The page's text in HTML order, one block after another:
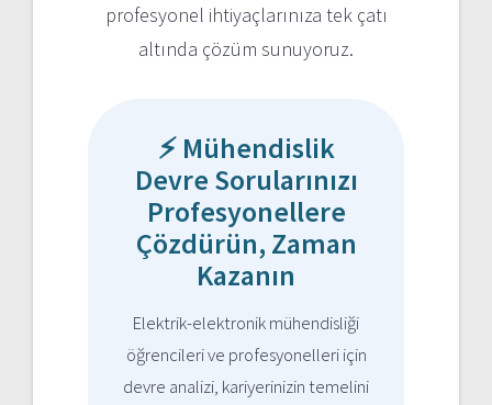
profesyonel ihtiyaçlarınıza tek çatı
altında çözüm sunuyoruz.
⚡ Mühendislik
Devre Sorularınızı
Profesyonellere
Çözdürün, Zaman
Kazanın
Elektrik-elektronik mühendisliği
öğrencileri ve profesyonelleri için
devre analizi, kariyerinizin temelini